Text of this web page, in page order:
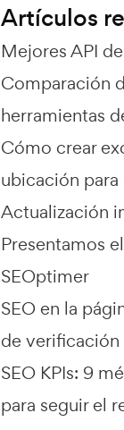
Artículos
Mejores API
Comparación
herramientas
Cómo crear
ubicación para
Actualización
Presentamos
SEOptimer
SEO en la
de
SEO KPIs: 9
para seguir el